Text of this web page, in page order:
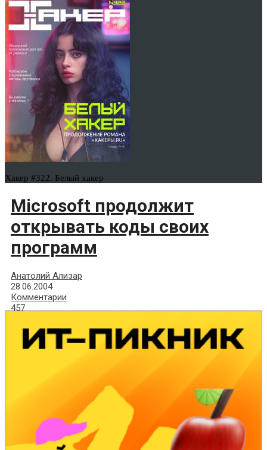
Хакер #322. Белый хакер
Microsoft продолжит
открывать коды своих
программ
Анатолий Ализар
28.06.2004
Комментарии
457